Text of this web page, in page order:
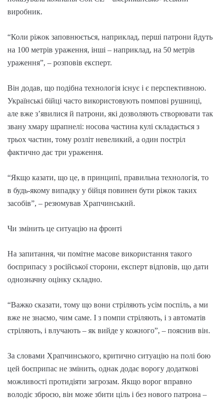
виробник.
“Коли ріжок заповнюється, наприклад, перші патрони йдуть
на 100 метрів ураження, інші – наприклад, на 50 метрів
ураження”, – розповів експерт.
Він додав, що подібна технологія існує і є перспективною.
Українські бійці часто використовують помпові рушниці,
але вже з’явилися й патрони, які дозволяють створювати так
звану хмару шрапнелі: носова частина кулі складається з
трьох частин, тому розліт невеликий, а один постріл
фактично дає три ураження.
“Якщо казати, що це, в принципі, правильна технологія, то
в будь-якому випадку у бійця повинен бути ріжок таких
засобів”, – резюмував Храпчинський.
Чи змінить це ситуацію на фронті
На запитання, чи помітне масове використання такого
боєприпасу з російської сторони, експерт відповів, що дати
однозначну оцінку складно.
“Важко сказати, тому що вони стріляють усім поспіль, а ми
вже не знаємо, чим саме. І з помпи стріляють, і з автоматів
стріляють, і влучають – як вийде у кожного”, – пояснив він.
За словами Храпчинського, критично ситуацію на полі бою
цей боєприпас не змінить, однак додає ворогу додаткові
можливості протидіяти загрозам. Якщо ворог вправно
володіє зброєю, він може збити ціль і без нового патрона –